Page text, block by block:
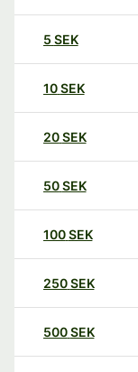
5 SEK
10SEK
20SEK
50SEK
100SEK
250SEK
500SEK